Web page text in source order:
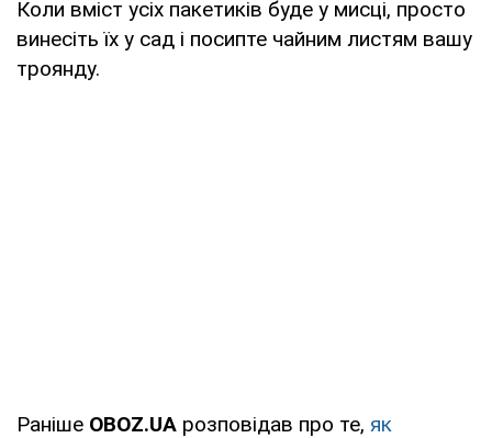
Коли вміст усіх пакетиків буде у мисці, просто
винесіть їх у сад і посипте чайним листям вашу
троянду.
Раніше OBOZ.UA розповідав про те, як